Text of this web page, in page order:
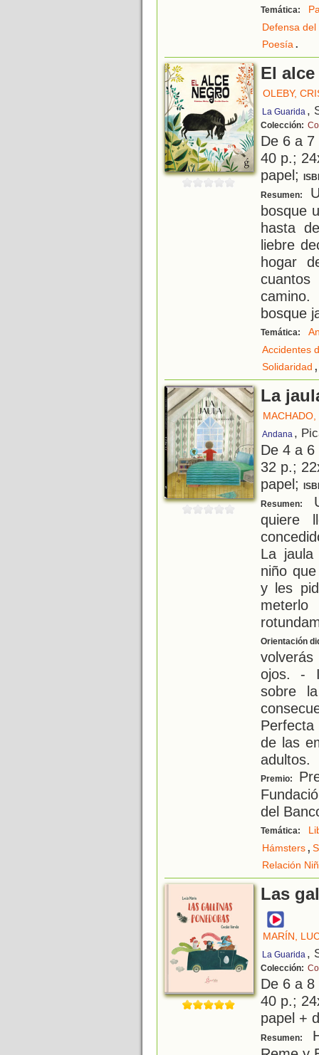
Temática:
Defensa
Poesía.
El
OLEBY,
La Guarida ,
Colección:
De 6 a
40 p.;
papel;
Resumen:
bosque
hasta
liebre
hogar
bosque
Temática:
Accidentes
Solidaridad ,
La
Andana ,
De 4 a
32 p.;
papel;
Resumen:
quiere
La
niño
y les
Orientación
ojos. -
sobre
de las
adultos.
Premio:
del
Temática:
Hámsters,
Relación
Las
MARÍN,
La Guarida ,
Colección:
De 6 a
40 p.;
papel +
Resumen: